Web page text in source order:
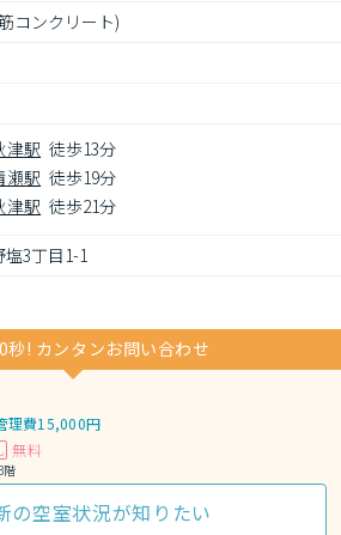
コンクリート)
津駅 徒歩13分
瀬駅 徒歩19分
津駅 徒歩21分
3丁目1-1
秒! カンタンお問い合わせ
理費15,000円
無料
階
の空室状況が知りたい